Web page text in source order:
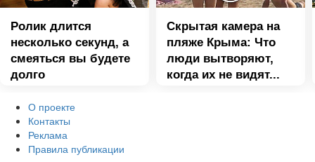
Ролик длится
несколько секунд, а
смеяться вы будете
долго
Скрытая камера на
пляже Крыма: Что
люди вытворяют,
когда их не видят...
О проекте
Контакты
Реклама
Правила публикации